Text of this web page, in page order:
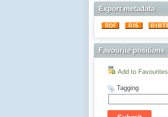
Export metadata
Favourite positions
Add to Favourites
Tagging